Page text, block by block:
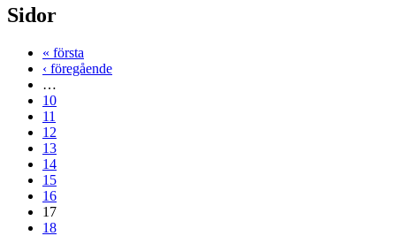
Sidor
« första
‹ föregående
…
10
11
12
13
14
15
16
17
18